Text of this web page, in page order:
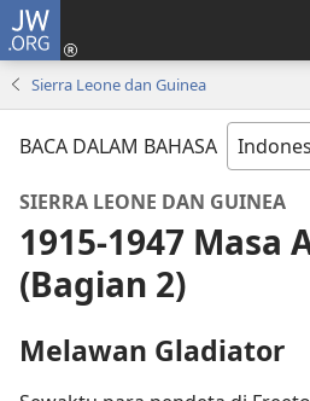
JW.ORG
Sierra Leone dan Guinea
BACA DALAM BAHASA
SIERRA LEONE DAN GUINEA
1915-1947 Masa
(Bagian 2)
Melawan Gladiator